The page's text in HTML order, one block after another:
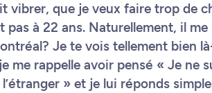
vibrer, que je veux faire trop de
à 22 ans. Naturellement, il
Je te vois tellement bien
me rappelle avoir pensé « Je ne
» et je lui réponds